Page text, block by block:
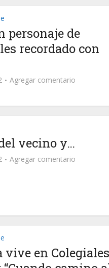
personaje de
recordado con
Agregar comentario
vecino y…
Agregar comentario
vive en